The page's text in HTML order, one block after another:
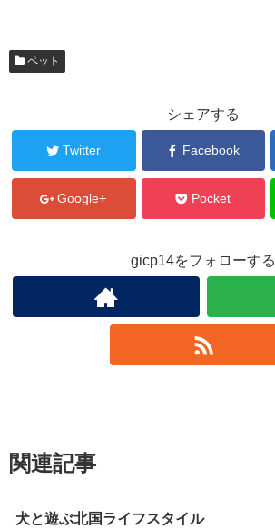
ペット
シェアする
Twitter Facebook
Google+ Pocket
gicp14をフォローする
関連記事
犬と遊ぶ北国ライフスタイル